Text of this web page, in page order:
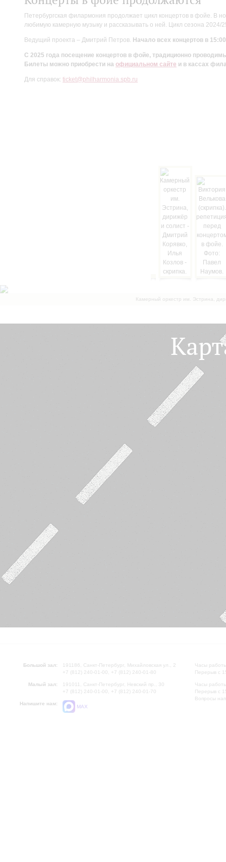
Петербургская филармония продолжает цикл концертов в фойе. В
любимую камерную музыку и рассказывать о ней. Цикл сезона
Ведущий проекта – Дмитрий Петров. Начало всех концертов в
С 2025 года посещение концертов в фойе, традиционно
Билеты можно приобрести на официальном сайте и в кассах
Для справок: ticket@philharmonia.spb.ru
Камерный оркестр им. Эстрина,
Большой зал:
191186, Санкт-Петербург, Михайловская ул., 2
+7 (812) 240-01-00, +7 (812) 240-01-80
Малый зал:
191011, Санкт-Петербург, Невский пр., 30
+7 (812) 240-01-00, +7 (812) 240-01-70
Напишите нам:
MAX
Часы
Перерыв с
Часы
Перерыв с
Вопросы